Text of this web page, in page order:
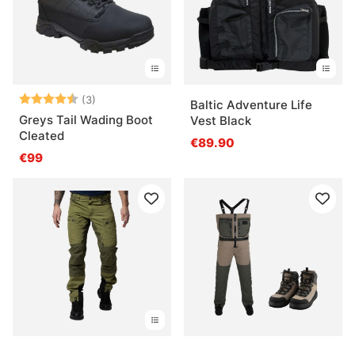
Note: (3)
Greys Tail Wading Boot
Cleated
€99
Baltic Adventure Life
Vest Black
€89.90